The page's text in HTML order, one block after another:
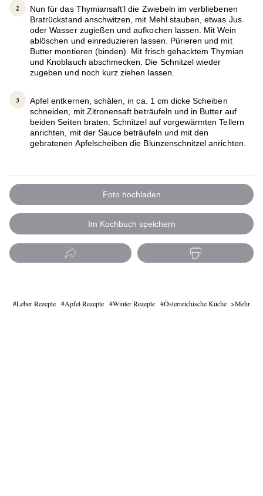
Nun für das Thymiansaft’l die Zwiebeln im verbliebenen
Bratrückstand anschwitzen, mit Mehl stauben, etwas Jus
oder Wasser zugießen und aufkochen lassen. Mit Wein
ablöschen und einreduzieren lassen. Pürieren und mit
Butter montieren (binden). Mit frisch gehacktem Thymian
und Knoblauch abschmecken. Die Schnitzel wieder
zugeben und noch kurz ziehen lassen.
Apfel entkernen, schälen, in ca. 1 cm dicke Scheiben
schneiden, mit Zitronensaft beträufeln und in Butter auf
beiden Seiten braten. Schnitzel auf vorgewärmten Tellern
anrichten, mit der Sauce beträufeln und mit den
gebratenen Apfelscheiben die Blunzenschnitzel anrichten.
Foto hochladen
Im Kochbuch speichern
Leber Rezepte Apfel Rezepte Winter Rezepte Österreichische Küche Mehr